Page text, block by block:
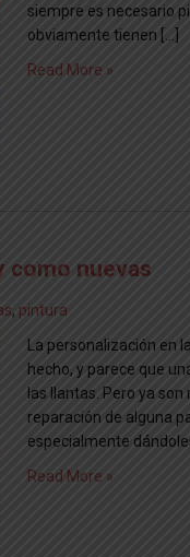
siempre es necesario
obviamente tienen […]
Read More »
como nuevas
, pintura
La personalización en
hecho, y parece que
las llantas. Pero ya
reparación de alguna
especialmente
Read More »